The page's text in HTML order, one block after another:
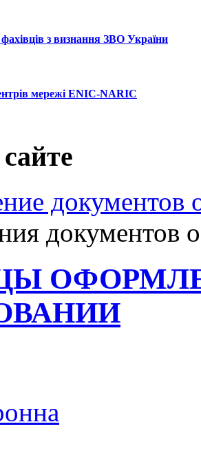
з визнання ЗВО України
мережі ENIC-NARIC
документов
документов